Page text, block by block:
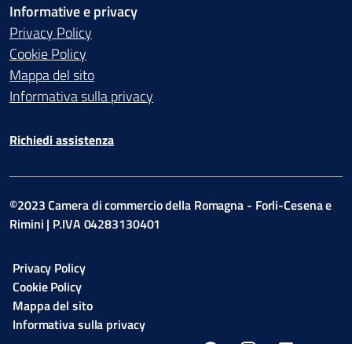
Informative e privacy
Privacy Policy
Cookie Policy
Mappa del sito
Informativa sulla privacy
Richiedi assistenza
©2023 Camera di commercio della Romagna - Forli-Cesena e
Rimini | P.IVA 04283130401
Privacy Policy
Cookie Policy
Mappa del sito
Informativa sulla privacy